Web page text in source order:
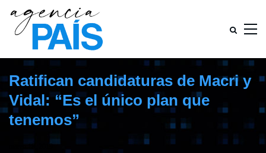
Ratifican candidaturas de Macri y
Vidal: “Es el único plan que
tenemos”